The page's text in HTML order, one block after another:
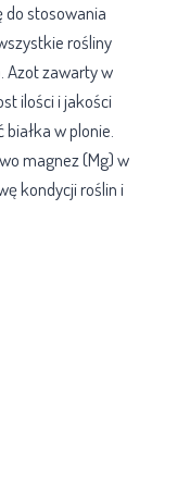
do stosowania
rośliny
Azot zawarty w
ilości i jakości
w plonie.
magnez (Mg) w
kondycji roślin i